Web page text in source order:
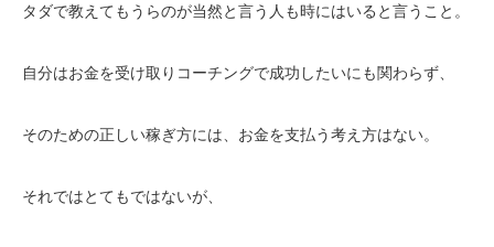
タダで教えてもうらのが当然と言う人も時にはいると言うこと。
自分はお金を受け取りコーチングで成功したいにも関わらず、
そのための正しい稼ぎ方には、お金を支払う考え方はない。
それではとてもではないが、